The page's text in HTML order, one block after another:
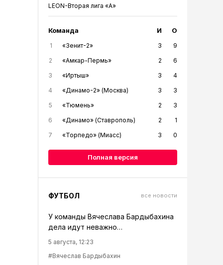
LEON-Вторая лига «А»
Команда И О
1 «Зенит-2» 3
9
2
«Амкар-Пермь» 2
6
3
«Иртыш» 3
4
4
«Динамо-2» (Москва) 3
3
5
«Тюмень» 2
3
6
«Динамо» (Ставрополь) 2
1
7
«Торпедо» (Миасс) 3 0
Полная версия
ФУТБОЛ все новости
У команды Вячеслава Бардыбахина
дела идут неважно…
5 августа, 12:23
#Вячеслав Бардыбахин